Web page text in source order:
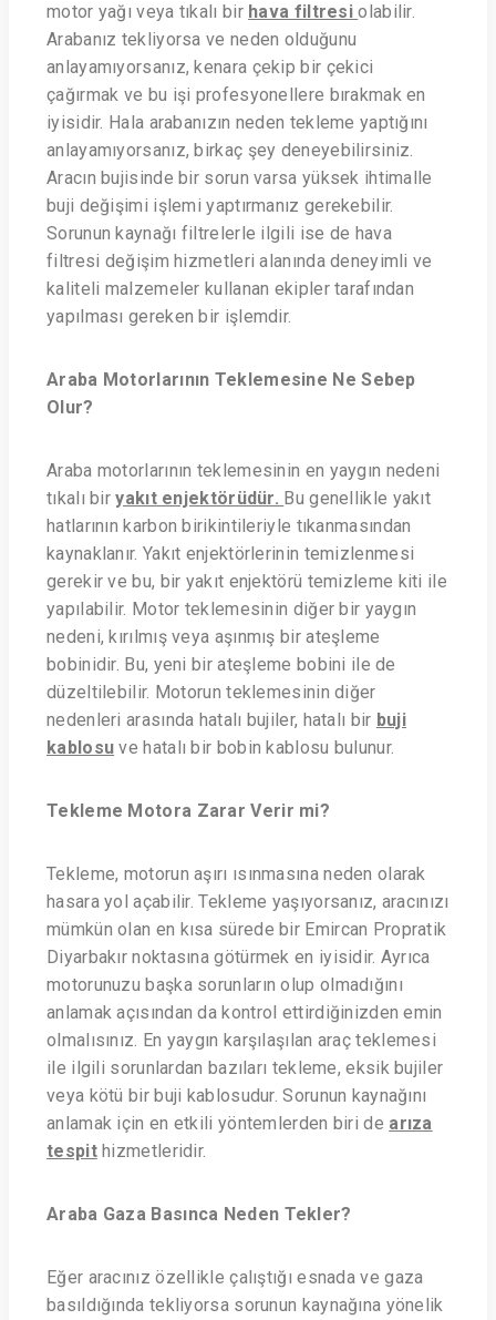
motor yağı veya tıkalı bir hava filtresi olabilir.
Arabanız tekliyorsa ve neden olduğunu
anlayamıyorsanız, kenara çekip bir çekici
çağırmak ve bu işi profesyonellere bırakmak en
iyisidir. Hala arabanızın neden tekleme yaptığını
anlayamıyorsanız, birkaç şey deneyebilirsiniz.
Aracın bujisinde bir sorun varsa yüksek ihtimalle
buji değişimi işlemi yaptırmanız gerekebilir.
Sorunun kaynağı filtrelerle ilgili ise de hava
filtresi değişim hizmetleri alanında deneyimli ve
kaliteli malzemeler kullanan ekipler tarafından
yapılması gereken bir işlemdir.
Araba Motorlarının Teklemesine Ne Sebep
Olur?
Araba motorlarının teklemesinin en yaygın nedeni
tıkalı biryakıt enjektörüdür. Bu genellikle yakıt
hatlarının karbon birikintileriyle tıkanmasından
kaynaklanır. Yakıt enjektörlerinin temizlenmesi
gerekir ve bu, bir yakıt enjektörü temizleme kiti ile
yapılabilir. Motor teklemesinin diğer bir yaygın
nedeni, kırılmış veya aşınmış bir ateşleme
bobinidir. Bu, yeni bir ateşleme bobini ile de
düzeltilebilir. Motorun teklemesinin diğer
nedenleri arasında hatalı bujiler, hatalı bir buji
kablosu ve hatalı bir bobin kablosu bulunur.
Tekleme Motora Zarar Verir mi?
Tekleme, motorun aşırı ısınmasına neden olarak
hasara yol açabilir. Tekleme yaşıyorsanız, aracınızı
mümkün olan en kısa sürede bir Emircan Propratik
Diyarbakır noktasına götürmek en iyisidir. Ayrıca
motorunuzu başka sorunların olup olmadığını
anlamak açısından da kontrol ettirdiğinizden emin
olmalısınız. En yaygın karşılaşılan araç teklemesi
ile ilgili sorunlardan bazıları tekleme, eksik bujiler
veya kötü bir buji kablosudur. Sorunun kaynağını
anlamak için en etkili yöntemlerden biri de arıza
tespithizmetleridir.
Araba Gaza Basınca Neden Tekler?
Eğer aracınız özellikle çalıştığı esnada ve gaza
basıldığında tekliyorsa sorunun kaynağına yönelik